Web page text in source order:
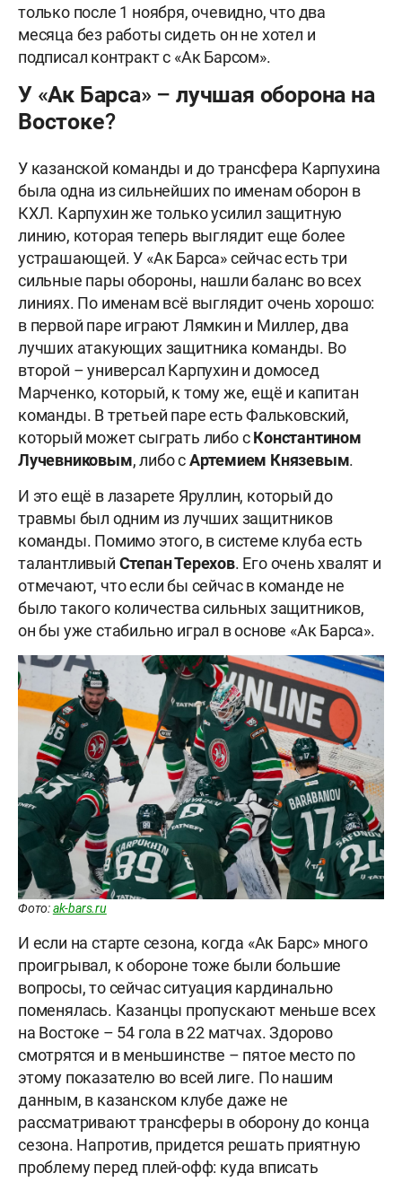
только после 1 ноября, очевидно, что два
месяца без работы сидеть он не хотел и
подписал контракт с «Ак Барсом».
У «Ак Барса» – лучшая оборона на
Востоке?
У казанской команды и до трансфера Карпухина
была одна из сильнейших по именам оборон в
КХЛ. Карпухин же только усилил защитную
линию, которая теперь выглядит еще более
устрашающей. У «Ак Барса» сейчас есть три
сильные пары обороны, нашли баланс во всех
линиях. По именам всё выглядит очень хорошо:
в первой паре играют Лямкин и Миллер, два
лучших атакующих защитника команды. Во
второй – универсал Карпухин и домосед
Марченко, который, к тому же, ещё и капитан
команды. В третьей паре есть Фальковский,
который может сыграть либо сКонстантином
Лучевниковым, либо сАртемием Князевым.
И это ещё в лазарете Яруллин, который до
травмы был одним из лучших защитников
команды. Помимо этого, в системе клуба есть
талантливый Степан Терехов. Его очень хвалят и
отмечают, что если бы сейчас в команде не
было такого количества сильных защитников,
он бы уже стабильно играл в основе «Ак Барса».
Фото:ak-bars.ru
И если на старте сезона, когда «Ак Барс» много
проигрывал, к обороне тоже были большие
вопросы, то сейчас ситуация кардинально
поменялась. Казанцы пропускают меньше всех
на Востоке – 54 гола в 22 матчах. Здорово
смотрятся и в меньшинстве – пятое место по
этому показателю во всей лиге. По нашим
данным, в казанском клубе даже не
рассматривают трансферы в оборону до конца
сезона. Напротив, придется решать приятную
проблему перед плей-офф: куда вписать